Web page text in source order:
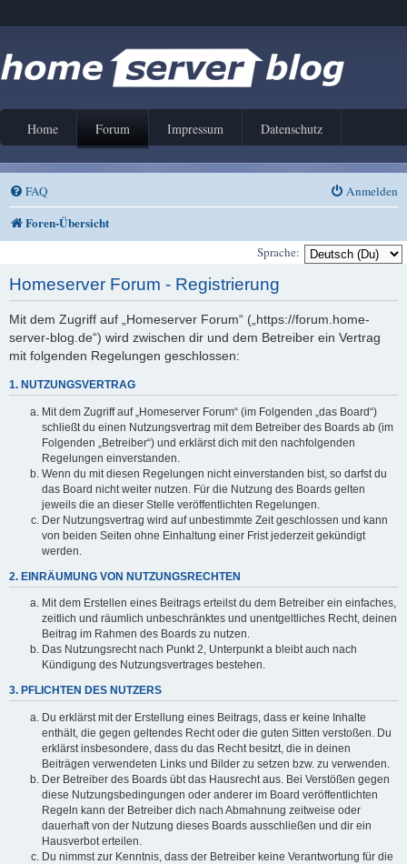
Home Forum Impressum Datenschutz
FAQ Anmelden
Foren-Übersicht
Sprache:
Homeserver Forum - Registrierung
Mit dem Zugriff auf „Homeserver Forum“ („https://forum.home-
server-blog.de“) wird zwischen dir und dem Betreiber ein Vertrag
mit folgenden Regelungen geschlossen:
1. NUTZUNGSVERTRAG
Mit dem Zugriff auf „Homeserver Forum“ (im Folgenden „das Board“)
schließt du einen Nutzungsvertrag mit dem Betreiber des Boards ab (im
Folgenden „Betreiber“) und erklärst dich mit den nachfolgenden
Regelungen einverstanden.
Wenn du mit diesen Regelungen nicht einverstanden bist, so darfst du
das Board nicht weiter nutzen. Für die Nutzung des Boards gelten
jeweils die an dieser Stelle veröffentlichten Regelungen.
Der Nutzungsvertrag wird auf unbestimmte Zeit geschlossen und kann
von beiden Seiten ohne Einhaltung einer Frist jederzeit gekündigt
werden.
2. EINRÄUMUNG VON NUTZUNGSRECHTEN
Mit dem Erstellen eines Beitrags erteilst du dem Betreiber ein einfaches,
zeitlich und räumlich unbeschränktes und unentgeltliches Recht, deinen
Beitrag im Rahmen des Boards zu nutzen.
Das Nutzungsrecht nach Punkt 2, Unterpunkt a bleibt auch nach
Kündigung des Nutzungsvertrages bestehen.
3. PFLICHTEN DES NUTZERS
Du erklärst mit der Erstellung eines Beitrags, dass er keine Inhalte
enthält, die gegen geltendes Recht oder die guten Sitten verstoßen. Du
erklärst insbesondere, dass du das Recht besitzt, die in deinen
Beiträgen verwendeten Links und Bilder zu setzen bzw. zu verwenden.
Der Betreiber des Boards übt das Hausrecht aus. Bei Verstößen gegen
diese Nutzungsbedingungen oder anderer im Board veröffentlichten
Regeln kann der Betreiber dich nach Abmahnung zeitweise oder
dauerhaft von der Nutzung dieses Boards ausschließen und dir ein
Hausverbot erteilen.
Du nimmst zur Kenntnis, dass der Betreiber keine Verantwortung für die